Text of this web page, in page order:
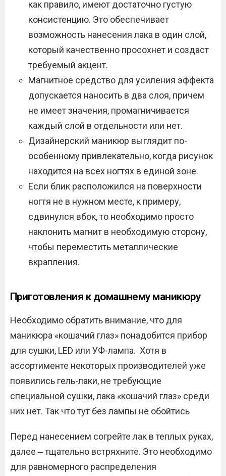
как правило, имеют достаточно густую
консистенцию. Это обеспечивает
возможность нанесения лака в один слой,
который качественно просохнет и создаст
требуемый акцент.
Магнитное средство для усиления эффекта
допускается наносить в два слоя, причем
не имеет значения, промагничивается
каждый слой в отдельности или нет.
Дизайнерский маникюр выглядит по-
особенному привлекательно, когда рисунок
находится на всех ногтях в единой зоне.
Если блик расположился на поверхности
ногтя не в нужном месте, к примеру,
сдвинулся вбок, то необходимо просто
наклонить магнит в необходимую сторону,
чтобы переместить металлические
вкрапления.
Приготовления к домашнему маникюру
Необходимо обратить внимание, что для
маникюра «кошачий глаз» понадобится прибор
для сушки, LED или УФ-лампа. Хотя в
ассортименте некоторых производителей уже
появились гель-лаки, не требующие
специальной сушки, лака «кошачий глаз» среди
них нет. Так что тут без лампы не обойтись
Перед нанесением согрейте лак в теплых руках,
далее ‒ тщательно встряхните. Это необходимо
для равномерного распределения